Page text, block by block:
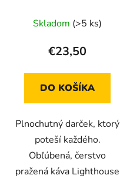
Skladom (>5 ks)
€23,50
DO KOŠÍKA
Plnochutný darček, ktorý
poteší každého.
Obľúbená, čerstvo
pražená káva Lighthouse